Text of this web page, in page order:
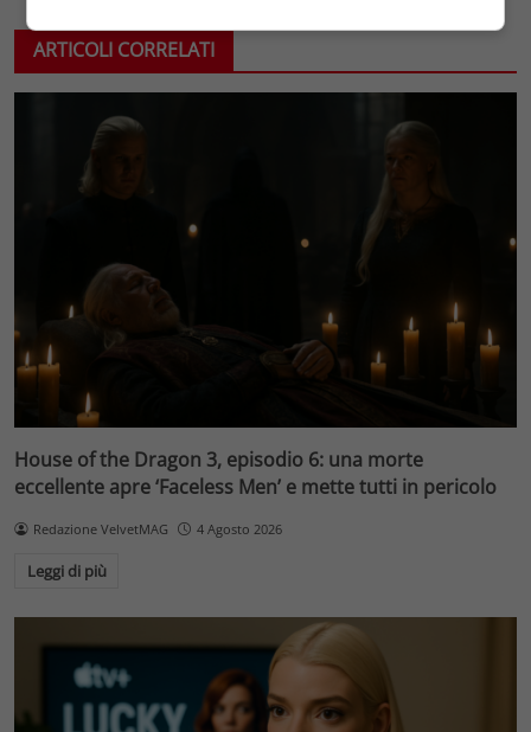
ARTICOLI CORRELATI
House of the Dragon 3, episodio 6: una morte
eccellente apre ‘Faceless Men’ e mette tutti in pericolo
Redazione VelvetMAG 4 Agosto 2026
Leggi di più